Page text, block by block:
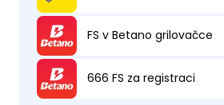
FS v Betano grilovačce
666 FS za registraci